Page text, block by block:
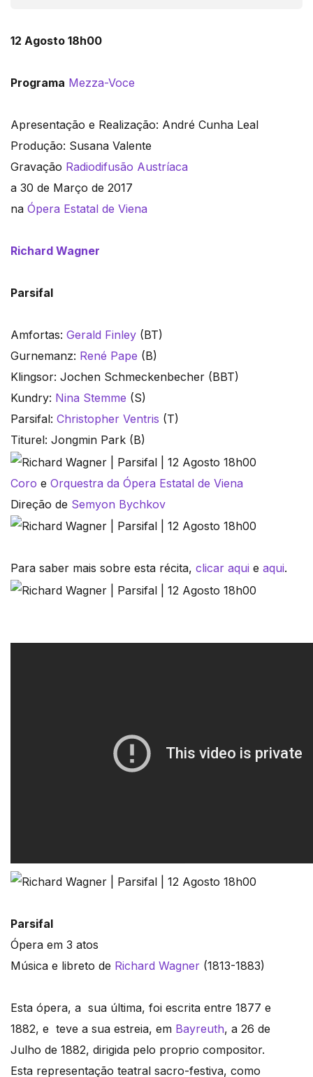
12 Agosto 18h00
Programa Mezza-Voce
Apresentação e Realização: André Cunha Leal
Produção: Susana Valente
Gravação Radiodifusão Austríaca
a 30 de Março de 2017
na Ópera Estatal de Viena
Richard Wagner
Parsifal
Amfortas: Gerald Finley (BT)
Gurnemanz: René Pape (B)
Klingsor: Jochen Schmeckenbecher (BBT)
Kundry: Nina Stemme (S)
Parsifal: Christopher Ventris (T)
Titurel: Jongmin Park (B)
Coro e Orquestra da Ópera Estatal de Viena
Direção de Semyon Bychkov
Para saber mais sobre esta récita, clicar aqui e aqui.
Parsifal
Ópera em 3 atos
Música e libreto de Richard Wagner (1813-1883)
Esta ópera, a sua última, foi escrita entre 1877 e
1882, e teve a sua estreia, em Bayreuth, a 26 de
Julho de 1882, dirigida pelo proprio compositor.
Esta representação teatral sacro-festiva, como